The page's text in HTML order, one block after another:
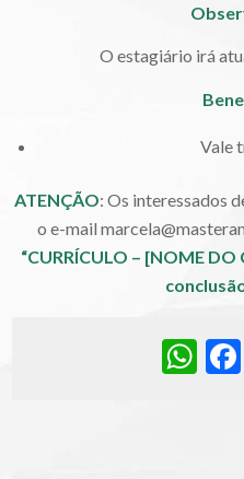
O estagiário irá
Vale
ATENÇÃO: Os interessados
o e-mail
“CURRÍCULO – [NOME DO